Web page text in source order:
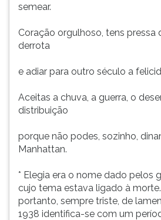
semear.
Coração orgulhoso, tens pressa
derrota
e adiar para outro século a
Aceitas a chuva, a guerra, o
distribuição
porque não podes, sozinho,
Manhattan.
* Elegia era o nome dado pelos
cujo tema estava ligado à
portanto, sempre triste, de
1938 identifica-se com um